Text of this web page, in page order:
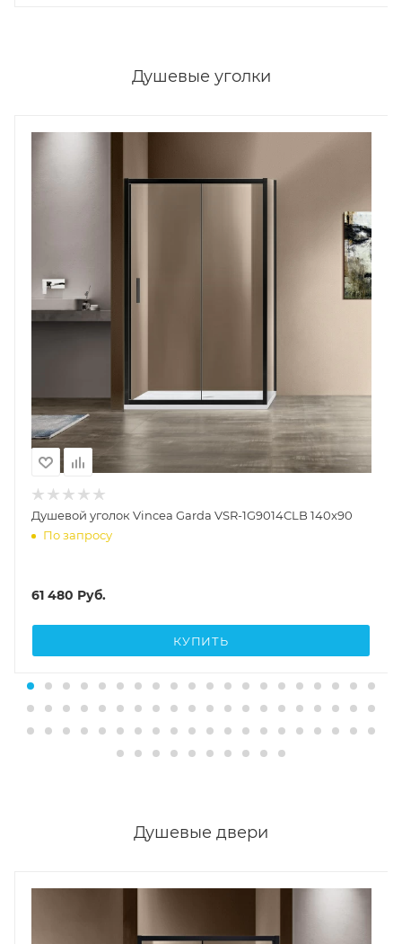
Душевые уголки
Душевой уголок Vincea Garda VSR-1G9014CLB 140x90
По запросу
61 480 Руб.
КУПИТЬ
Душевые двери